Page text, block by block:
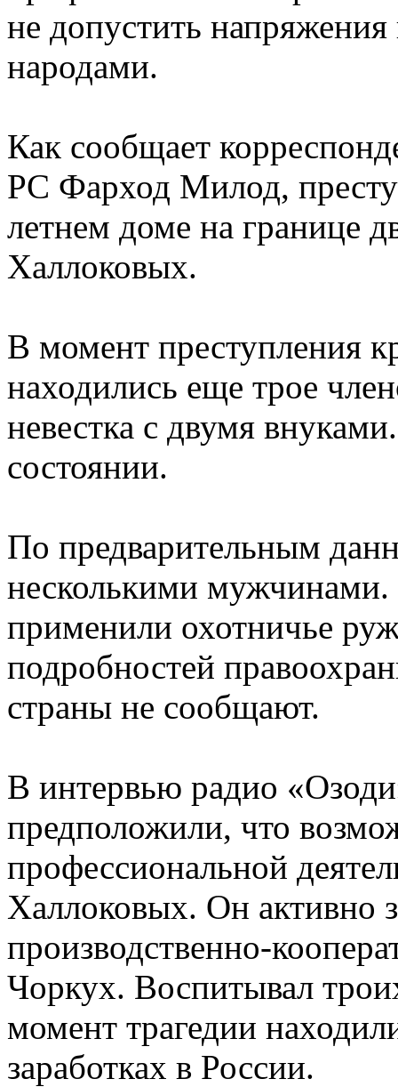
не допустить
народами.
Как сообщает
РС Фарход Милод,
летнем доме на границе
Халлоковых.
В момент преступления
находились еще трое
невестка с двумя
состоянии.
По предварительным
несколькими
применили охотничье
подробностей
страны не сообщают.
В интервью радио
предположили, что
профессиональной
Халлоковых. Он активно
производственно-
Чоркух. Воспитывал
момент трагедии
заработках в России.